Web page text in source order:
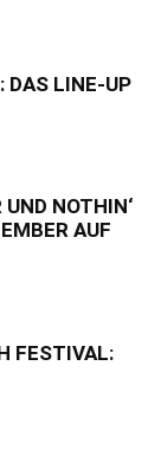
DAS LINE-UP
NOTHIN‘
AUF
FESTIVAL: